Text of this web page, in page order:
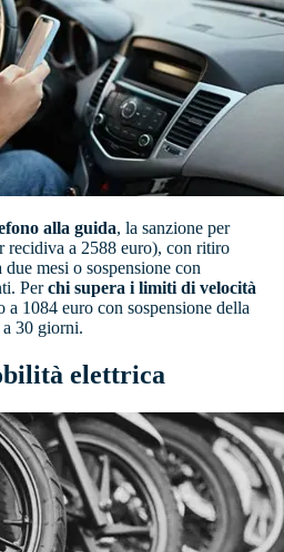
alla guida, la sanzione per
recidiva a 2588 euro), con ritiro
mesi o sospensione con
Perchi supera i limiti di velocità
1084 euro con sospensione della
30 giorni.
elettrica